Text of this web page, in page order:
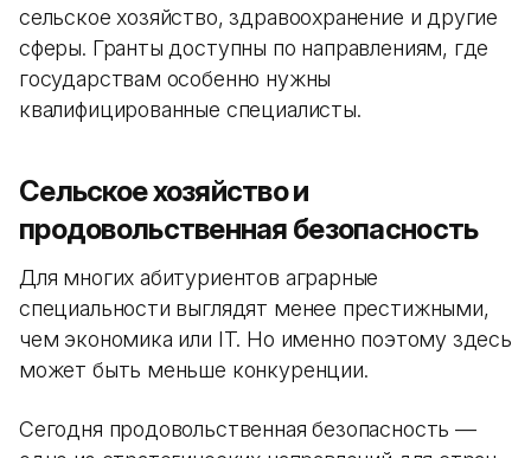
сельское хозяйство, здравоохранение и другие
сферы. Гранты доступны по направлениям, где
государствам особенно нужны
квалифицированные специалисты.
Сельское хозяйство и
продовольственная безопасность
Для многих абитуриентов аграрные
специальности выглядят менее престижными,
чем экономика или IT. Но именно поэтому здесь
может быть меньше конкуренции.
Сегодня продовольственная безопасность —